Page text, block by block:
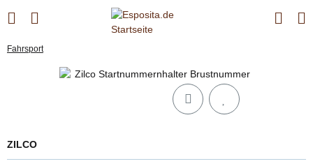
Fahrsport
ZILCO